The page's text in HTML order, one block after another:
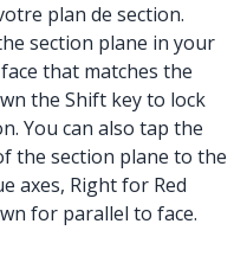
plan de section.
section plane in your
that matches the
the Shift key to lock
You can also tap the
the section plane to the
axes, Right for Red
for parallel to face.